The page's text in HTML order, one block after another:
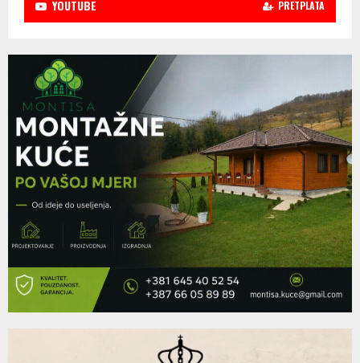
YOUTUBE PRETPLATA